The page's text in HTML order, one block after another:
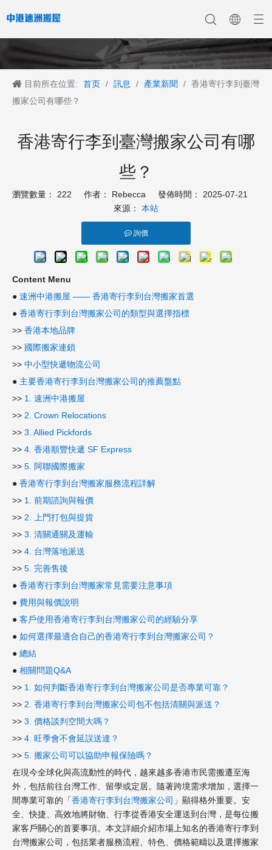
目前所在位置: 首页 / 訊息 / 產業新聞 / 香港寄行李到臺灣
搬家公司有哪些？
香港寄行李到臺灣搬家公司有哪
些？
瀏覽數量： 222 作者： Rebecca 發佈時間： 2025-07-21
來源： 本站
詢價
Content Menu
● 速洲中港搬屋 —— 香港寄行李到台灣搬家首選
● 香港寄行李到台灣搬家公司的類型與選擇指標
>> 香港本地品牌
>> 國際搬家連鎖
>> 中小型快遞物流公司
● 主要香港寄行李到台灣搬家公司的推薦盤點
>> 1. 速洲中港搬屋
>> 2. Crown Relocations
>> 3. Allied Pickfords
>> 4. 香港順豐快遞 SF Express
>> 5. 阿聯國際搬家
● 香港寄行李到台灣搬家服務流程詳解
>> 1. 前期諮詢與報價
>> 2. 上門打包與提貨
>> 3. 清關通關及運輸
>> 4. 台灣落地派送
>> 5. 完善售後
● 香港寄行李到台灣搬家常見需要注意事項
● 費用與報價說明
● 客戶使用香港寄行李到台灣搬家公司的經驗分享
● 如何選擇最適合自己的香港寄行李到台灣搬家公司？
● 總結
● 相關問題Q&A
>> 1. 如何判斷香港寄行李到台灣搬家公司是否專業可靠？
>> 2. 香港寄行李到台灣搬家公司包不包括清關與派送？
>> 3. 價格談判空間大嗎？
>> 4. 旺季會不會延誤送達？
>> 5. 搬家公司可以協助申報保險嗎？
在現今全球化與高流動性的時代，越來越多香港市民需搬遷至海
外，包括前往台灣工作、留學或定居。隨著跨境需求增加，選擇一
間專業可靠的「香港寄行李到台灣搬家公司 」顯得格外重要。安
全、快捷、高效地將財物、行李從香港安全運送到台灣，是每位搬
家客戶關心的首要事項。本文詳細介紹市場上知名的香港寄行李到
台灣搬家公司，包括業者服務流程、特色、價格範疇以及選擇搬家